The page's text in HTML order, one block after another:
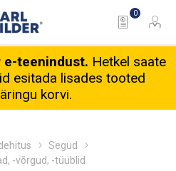
0
e-teenindust. Hetkel saate
esitada lisades tooted
korvi.
Segud
-võrgud, -tüüblid